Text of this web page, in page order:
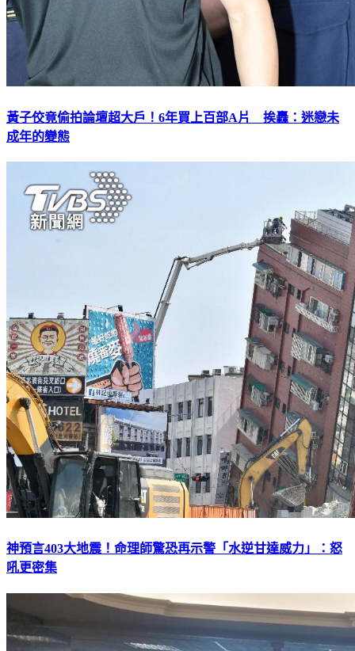
黃子佼竟偷拍論壇超大戶！6年買上百部A片 挨轟：迷戀未
成年的變態
神預言403大地震！命理師驚恐再示警「水逆甘達威力」：怒
吼更密集